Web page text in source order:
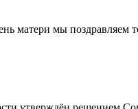
матери мы поздравляем